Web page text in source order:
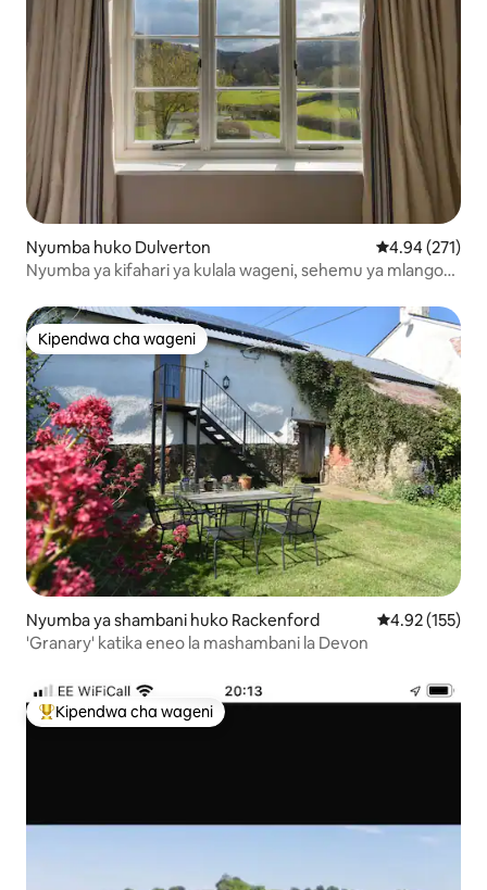
Nyumba huko Dulverton Ukadiriaji wa
4.94 (271)
Nyumba ya kifahari ya kulala wageni, sehemu ya mlangoni
Kipendwa cha wageni
Kipendwa cha wageni
Nyumba ya shambani huko Rackenford Ukadiriaji wa
4.92 (155)
'Granary' katika eneo la mashambani la Devon
Kipendwa maarufu cha wageni
Kipendwa cha wageni